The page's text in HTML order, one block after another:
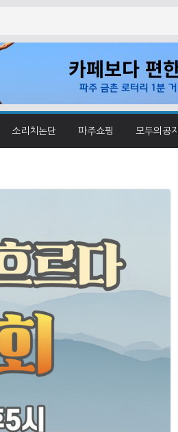
소리치논단 파주쇼핑 모두의공지